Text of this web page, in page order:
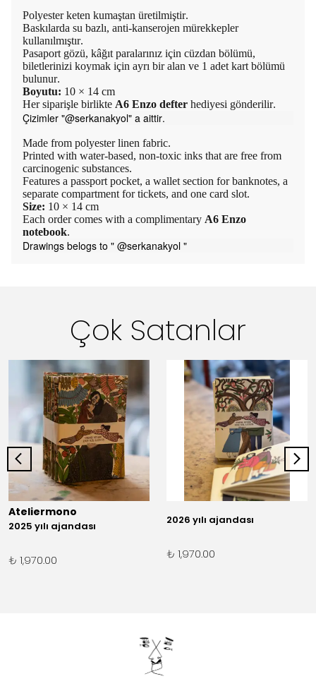
Polyester keten kumaştan üretilmiştir.
Baskılarda su bazlı, anti-kanserojen mürekkepler
kullanılmıştır.
Pasaport gözü, kâğıt paralarınız için cüzdan bölümü,
biletlerinizi koymak için ayrı bir alan ve 1 adet kart bölümü
bulunur.
Boyutu: 10 × 14 cm
Her siparişle birlikte A6 Enzo defter hediyesi gönderilir.
Çizimler "@serkanakyol" a aittir.
Made from polyester linen fabric.
Printed with water-based, non-toxic inks that are free from
carcinogenic substances.
Features a passport pocket, a wallet section for banknotes, a
separate compartment for tickets, and one card slot.
Size: 10 × 14 cm
Each order comes with a complimentary A6 Enzo
notebook.
Drawings belogs to " @serkanakyol "
Çok Satanlar
Ateliermono
2025 yılı ajandası
₺ 1,970.00
2026 yılı ajandası
₺ 1,970.00